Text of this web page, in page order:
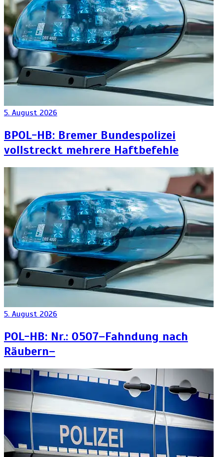
5. August 2026
BPOL-HB: Bremer Bundespolizei
vollstreckt mehrere Haftbefehle
5. August 2026
POL-HB: Nr.: 0507–Fahndung nach
Räubern–